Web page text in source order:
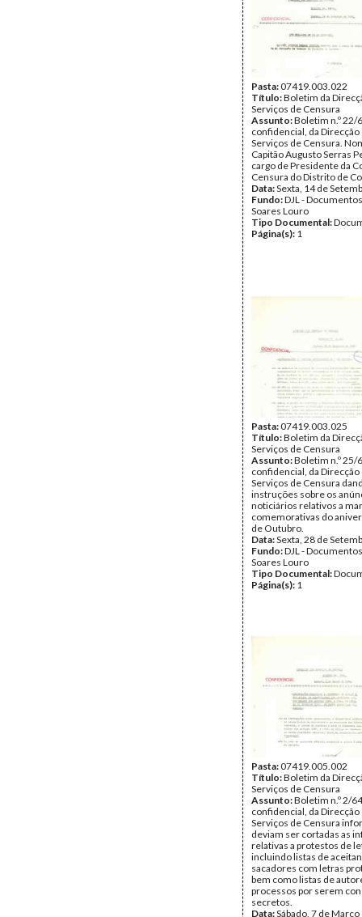
Pasta:07419.003.022
Título:Boletim da
Serviços de Censura
Assunto:Boletim n.º 22/
confidencial, da Direcção
Serviços de Censura.
Capitão Augusto Serras
cargo de Presidente da
Censura do Distrito de
Data:Sexta, 14 de
Fundo:DJL -
Soares Louro
Tipo Documental:
Página(s): 1
Pasta:07419.003.025
Título:Boletim da
Serviços de Censura
Assunto:Boletim n.º 25/
confidencial, da Direcção
Serviços de Censura
instruções sobre os
noticiários relativos a
comemorativas do
de Outubro.
Data:Sexta, 28 de
Fundo:DJL -
Soares Louro
Tipo Documental:
Página(s): 1
Pasta:07419.005.002
Título:Boletim da
Serviços de Censura
Assunto:Boletim n.º 2/
confidencial, da Direcção
Serviços de Censura
deviam ser cortadas as
relativas a protestos de
incluindo listas de
sacadores com letras
bem como listas de
processos por serem
secretos.
Data:Sábado, 7 de